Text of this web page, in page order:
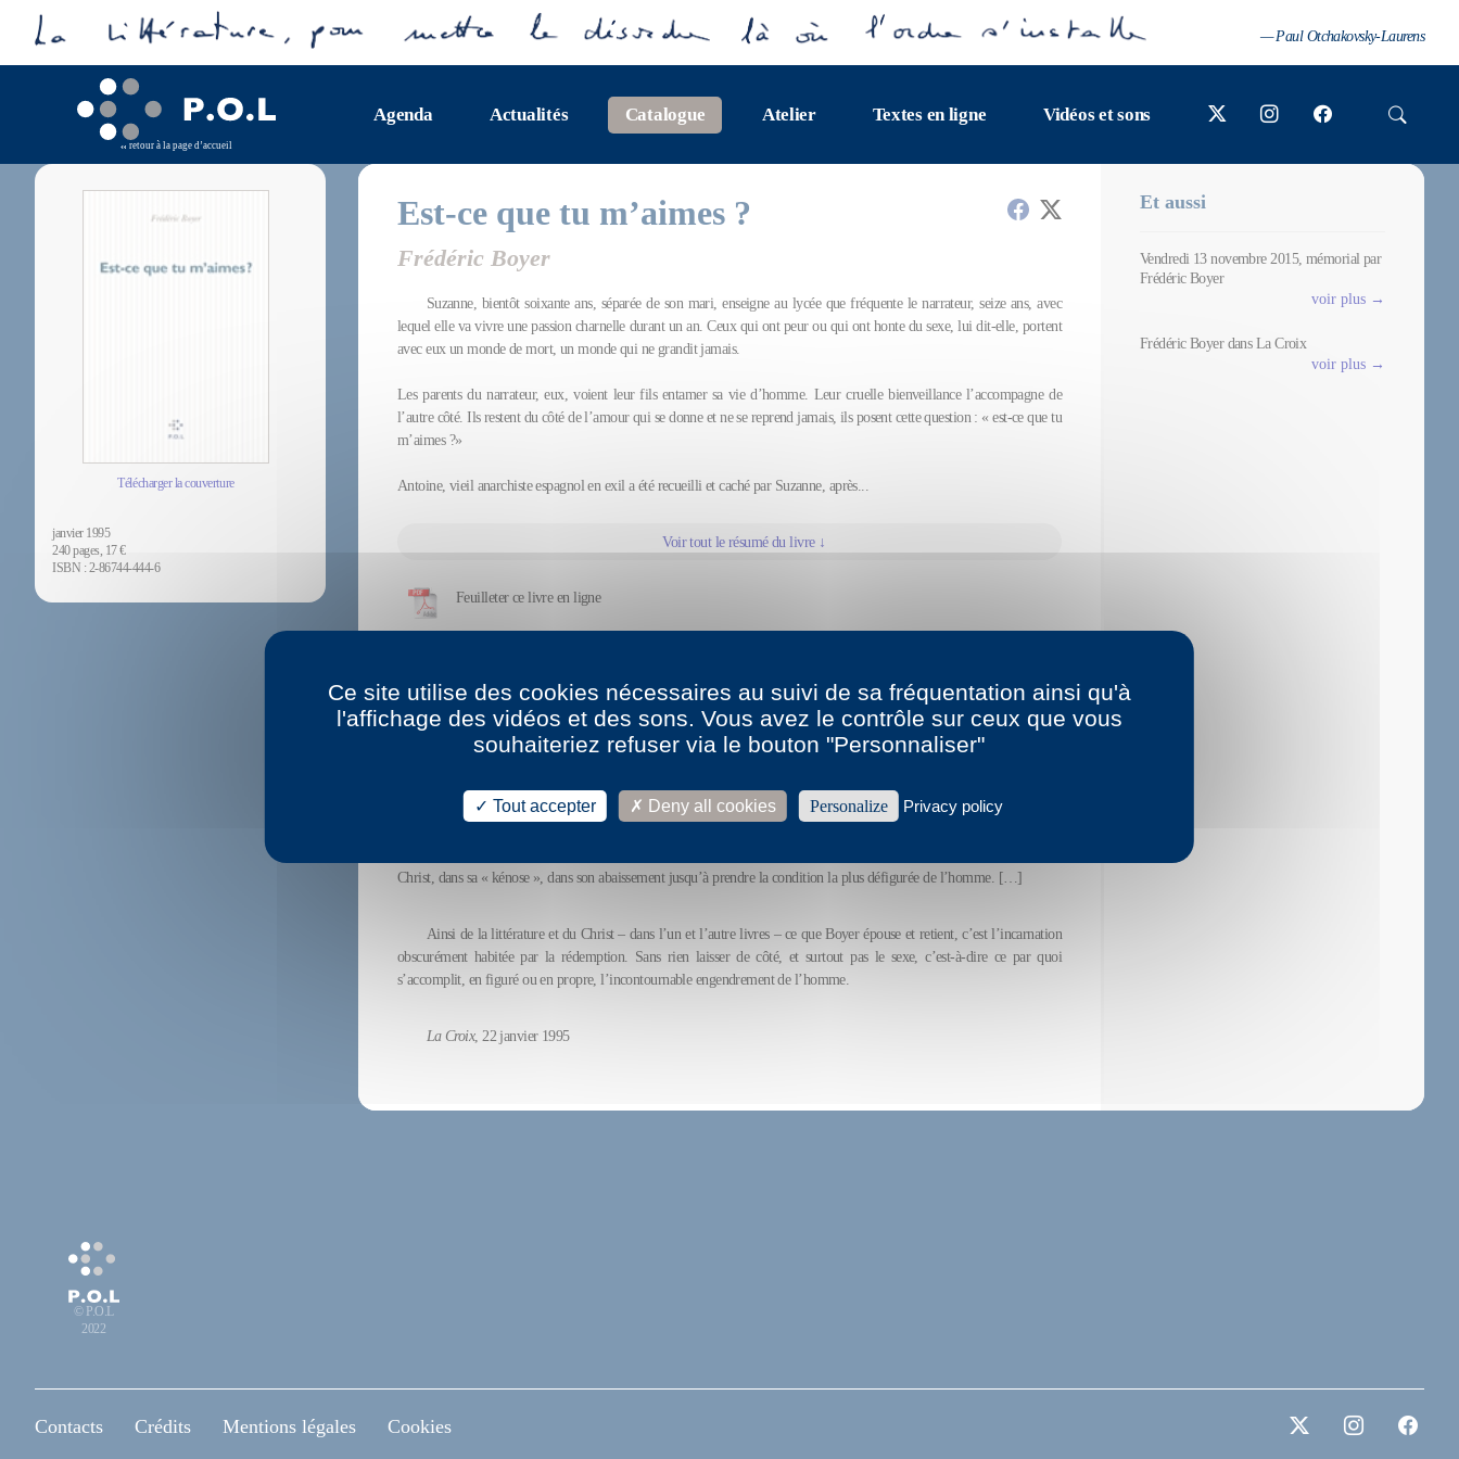
— Paul Otchakovsky-Laurens
retour à la page d’accueil
Agenda Actualités Catalogue Atelier Textes en ligne Vidéos et sons
Télécharger la couverture
janvier 1995
240 pages, 17 €
ISBN : 2-86744-444-6
Est-ce que tu m’aimes ?
Frédéric Boyer
Suzanne, bientôt soixante ans, séparée de son mari, enseigne au lycée que fréquente le narrateur, seize ans, avec
lequel elle va vivre une passion charnelle durant un an. Ceux qui ont peur ou qui ont honte du sexe, lui dit-elle, portent
avec eux un monde de mort, un monde qui ne grandit jamais.
Les parents du narrateur, eux, voient leur fils entamer sa vie d’homme. Leur cruelle bienveillance l’accompagne de
l’autre côté. Ils restent du côté de l’amour qui se donne et ne se reprend jamais, ils posent cette question : « est-ce que tu
m’aimes ?»
Antoine, vieil anarchiste espagnol en exil a été recueilli et caché par Suzanne, après...
Voir tout le résumé du livre ↓
Feuilleter ce livre en ligne
L’amour, comme la personne de Jésus telle que l’envisage Boyer, n’est pas à proprement dire une figure aimable,
Christ, dans sa « kénose », dans son abaissement jusqu’à prendre la condition la plus défigurée de l’homme. […]
Ainsi de la littérature et du Christ – dans l’un et l’autre livres – ce que Boyer épouse et retient, c’est l’incarnation
obscurément habitée par la rédemption. Sans rien laisser de côté, et surtout pas le sexe, c’est-à-dire ce par quoi
s’accomplit, en figuré ou en propre, l’incontournable engendrement de l’homme.
La Croix, 22 janvier 1995
Et aussi
Vendredi 13 novembre 2015, mémorial par
Frédéric Boyer
voir plus →
Frédéric Boyer dans La Croix
voir plus →
© P.O.L
2022
Contacts Crédits Mentions légales Cookies
Ce site utilise des cookies nécessaires au suivi de sa fréquentation ainsi qu'à
l'affichage des vidéos et des sons. Vous avez le contrôle sur ceux que vous
souhaiteriez refuser via le bouton "Personnaliser"
Tout accepter Deny all cookies Personalize Privacy policy